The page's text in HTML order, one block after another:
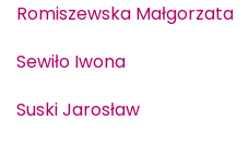
Romiszewska Małgorzata
Sewiło Iwona
Suski Jarosław